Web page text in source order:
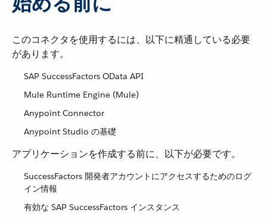
このコネクタを使用するには、以下に精通している必要
があります。
SAP SuccessFactors OData API
Mule Runtime Engine (Mule)
Anypoint Connector
Anypoint Studio の基礎
アプリケーションを作成する前に、以下が必要です。
SuccessFactors 開発者アカウントにアクセスするためのログ
イン情報
有効な SAP SuccessFactors インスタンス